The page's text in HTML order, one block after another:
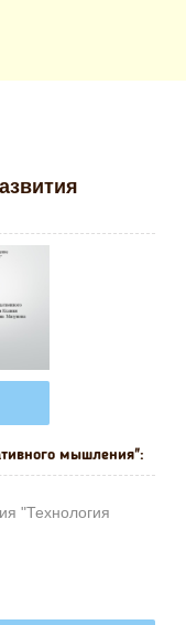
мышления":
"Технология